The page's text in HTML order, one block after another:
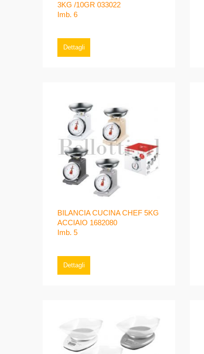
3KG /10GR 033022
Imb. 6
Dettagli
BILANCIA CUCINA CHEF 5KG
ACCIAIO 1682080
Imb. 5
Dettagli